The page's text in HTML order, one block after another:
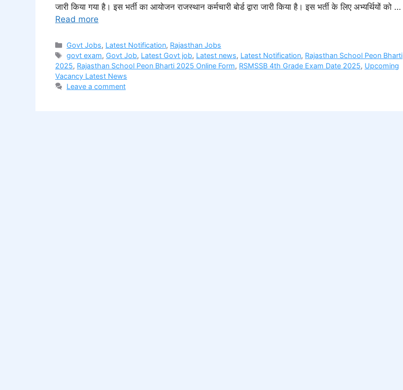
जारी किया गया है। इस भर्ती का आयोजन राजस्थान कर्मचारी बोर्ड द्वारा जारी किया है। इस भर्ती के लिए अभ्यर्थियों को …
Read more
Categories
Govt Jobs, Latest Notification, Rajasthan Jobs
Tags
govt exam, Govt Job, Latest Govt job, Latest news, Latest Notification, Rajasthan School Peon Bharti
2025, Rajasthan School Peon Bharti 2025 Online Form, RSMSSB 4th Grade Exam Date 2025, Upcoming
Vacancy Latest News
Leave a comment